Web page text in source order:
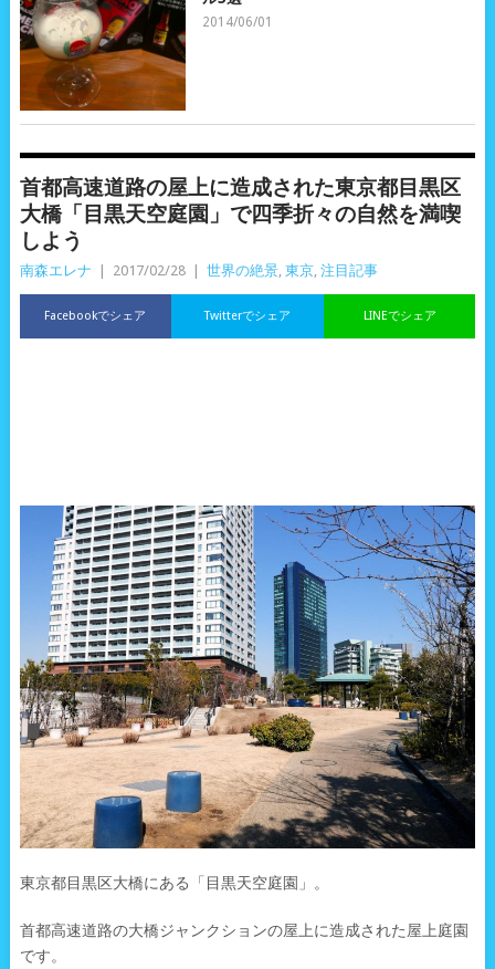
2014/06/01
首都高速道路の屋上に造成された東京都目黒区
大橋「目黒天空庭園」で四季折々の自然を満喫
しよう
南森エレナ 2017/02/28 世界の絶景, 東京, 注目記事
Facebookでシェア LINEでシェア
Twitterでシェア
東京都目黒区大橋にある「目黒天空庭園」。
首都高速道路の大橋ジャンクションの屋上に造成された屋上庭園
です。